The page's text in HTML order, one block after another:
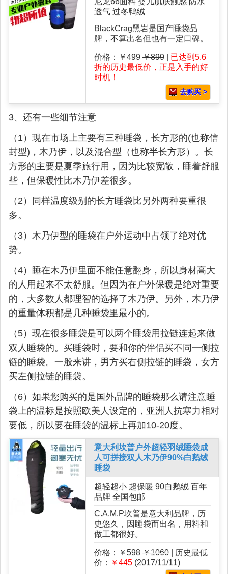
透气 过冬鸭绒
BlackCrag黑岩是国产睡袋品
牌，不算出名但也有一定口碑。
价格：￥499 ￥899
已达到5.6
折的历史最低价，正是入手的好
时机！
去购买 >
3、还有一些细节注意
（1）现在市场上主要有三种睡袋，长方形的(也称信
封型)，木乃伊，以及混合型（也称半长方形）。长
方形的主要是夏季旅行用，因为比较宽敞，睡着舒服
些，但保暖性比木乃伊差很多。
（2）同样温度级别的长方睡袋比另外两种要重很
多。
（3）木乃伊型的睡袋在户外运动中占领了绝对优
势。
（4）睡在木乃伊里面不能任意翻身，所以身材高大
的人用起来不太舒服。但因为在户外保暖是绝对重要
的，大多数人都理智的选择了木乃伊。另外，木乃伊
的重量体积都是几种睡袋里最小的。
（5）现在很多睡袋是可以两个睡袋用拉链连起来做
双人睡袋的。买睡袋时，要和你的伴侣买不同一侧拉
链的睡袋。一般来讲，男方买右侧拉链的睡袋，女方
买左侧拉链的睡袋。
（6）如果您购买的是国外品牌的睡袋那么请注意睡
袋上的温标是按照欧美人设定的，亚洲人抗寒力相对
要低，所以要在睡袋的温标上再加10-20度。
意大利坎普户外超轻羽绒睡袋成
人可拼接双人木乃伊90%白鹅绒
睡袋
超轻超小 超保暖 90白鹅绒 百年
品牌 全国包邮
C.A.M.P坎普是意大利品牌，历
史悠久，因睡袋而出名，用料和
做工都很好。
价格：￥598 ￥1060 | 历史最低
价：
￥445 (2017/11/11)